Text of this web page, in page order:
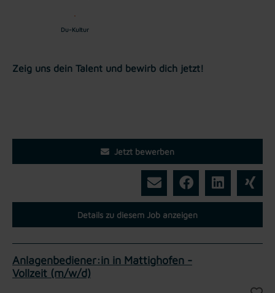
Du-Kultur
Zeig uns dein Talent und bewirb dich jetzt!
Jetzt bewerben
Details zu diesem Job anzeigen
Anlagenbediener:in in Mattighofen -
Vollzeit (m/w/d)